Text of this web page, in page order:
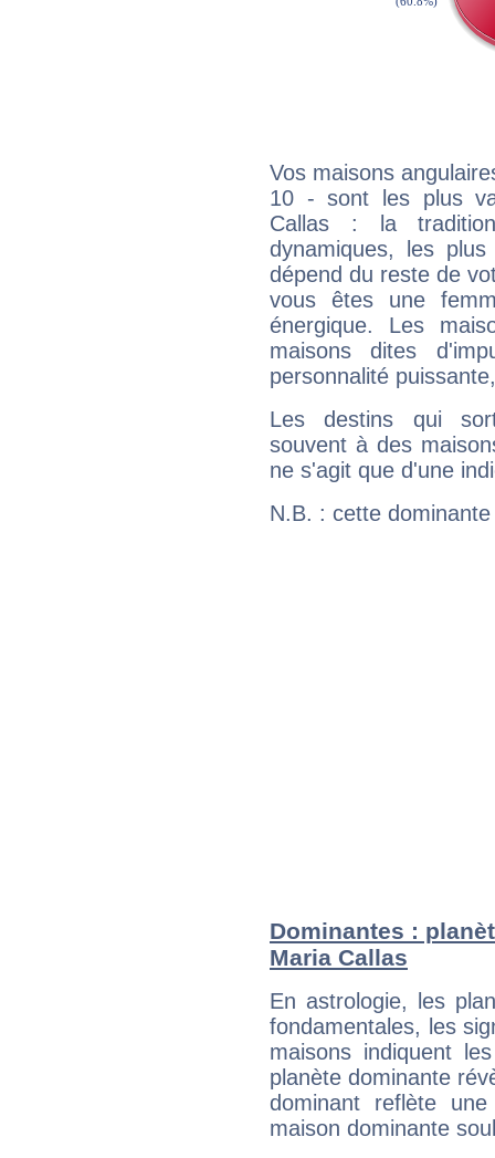
Vos maisons
10 - sont les plus
Callas : la
dynamiques, les
dépend du reste de
vous êtes une
énergique. Les
maisons dites
personnalité
Les destins qui
souvent à des
ne s'agit que d'une
N.B. : cette
Dominantes :
Maria Callas
En astrologie, les
fondamentales, les
maisons indiquent
planète dominante
dominant reflète
maison dominante